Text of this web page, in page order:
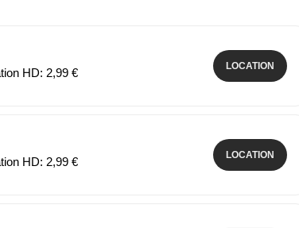
HD: 2,99 €
LOCATION
HD: 2,99 €
LOCATION